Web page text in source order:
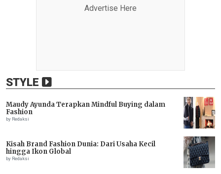
Advertise Here
STYLE
Maudy Ayunda Terapkan Mindful Buying dalam
Fashion
by Redaksi
Kisah Brand Fashion Dunia: Dari Usaha Kecil
hingga Ikon Global
by Redaksi